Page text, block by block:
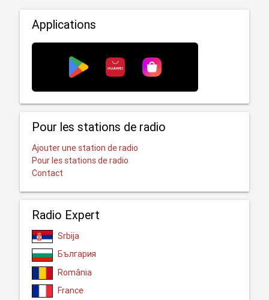
Applications
Pour les stations de radio
Ajouter une station de radio
Pour les stations de radio
Contact
Radio Expert
Srbija
България
România
France